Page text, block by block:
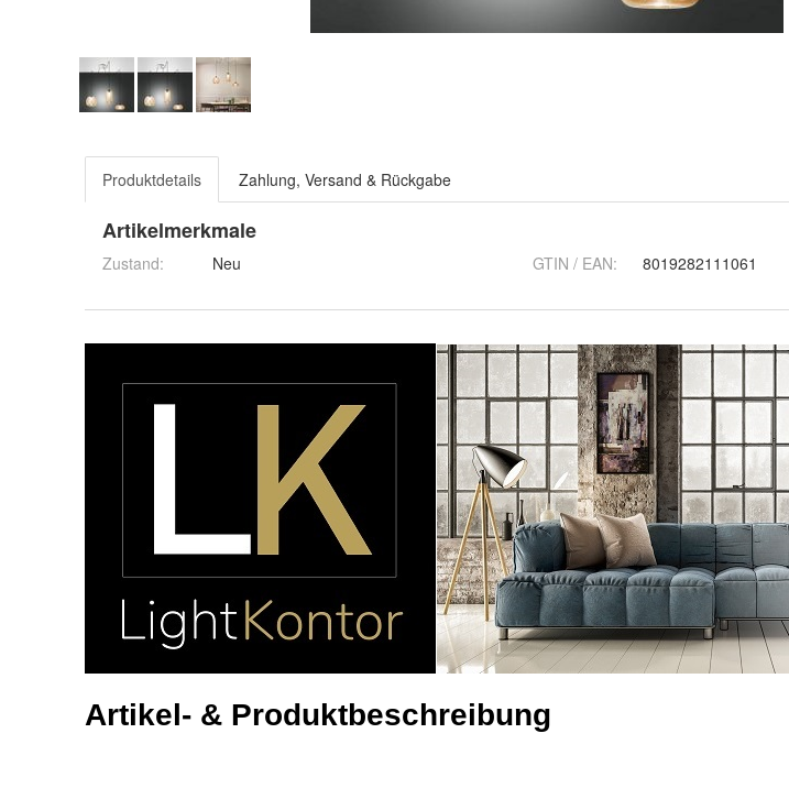
Produktdetails Zahlung, Versand & Rückgabe
Artikelmerkmale
Zustand: Neu GTIN / EAN: 8019282111061